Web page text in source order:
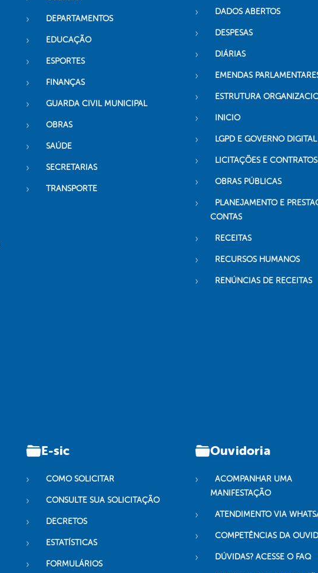
DEPARTAMENTOS
EDUCAÇÃO
ESPORTES
FINANÇAS
GUARDA CIVIL MUNICIPAL
OBRAS
SAÚDE
SECRETARIAS
TRANSPORTE
DADOS ABERTOS
DESPESAS
DIÁRIAS
EMENDAS
ESTRUTURA
INICIO
LGPD E GOVERNO DIGITAL
LICITAÇÕES E CONTRATOS
OBRAS PÚBLICAS
PLANEJAMENTO E
CONTAS
RECEITAS
RECURSOS HUMANOS
RENÚNCIAS DE RECEITAS
E-sic
COMO SOLICITAR
CONSULTE SUA SOLICITAÇÃO
DECRETOS
ESTATÍSTICAS
FORMULÁRIOS
Ouvidoria
ACOMPANHAR UMA
MANIFESTAÇÃO
ATENDIMENTO VIA
COMPETÊNCIAS DA
DÚVIDAS? ACESSE O FAQ